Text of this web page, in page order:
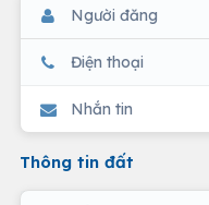
Người đăng
Điện thoại
Nhắn tin
Thông tin đất